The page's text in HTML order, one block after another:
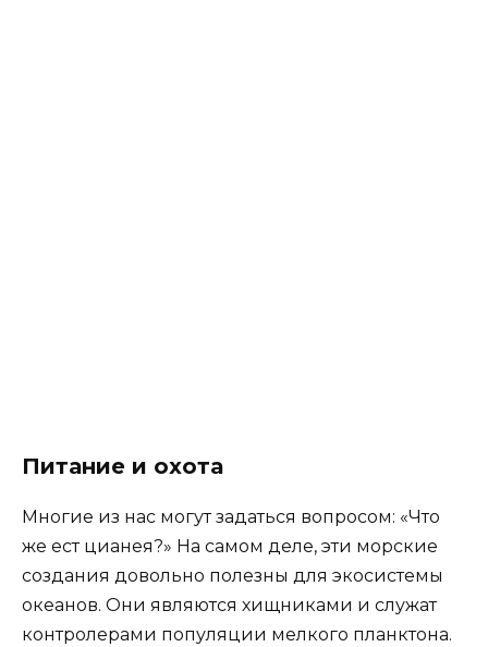
Питание и охота
Многие из нас могут задаться вопросом: «Что
же ест цианея?» На самом деле, эти морские
создания довольно полезны для экосистемы
океанов. Они являются хищниками и служат
контролерами популяции мелкого планктона.